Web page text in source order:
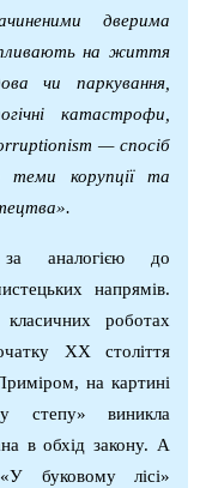
дверима
на життя
чи паркування
катастрофи
— спосіб
теми корупції та
аналогією до
напрямів.
роботах
XXстоліття
на картині
у степу» виникла
в обхід закону. А
буковому лісі»